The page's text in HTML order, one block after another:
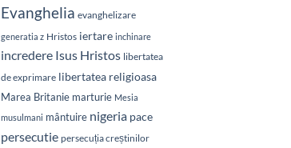
Evanghelia evanghelizare
generatia z Hristos iertare inchinare
incredere Isus Hristos libertatea
de exprimare libertatea religioasa
Marea Britanie marturie Mesia
musulmani mântuire nigeria pace
persecutie persecuția creștinilor